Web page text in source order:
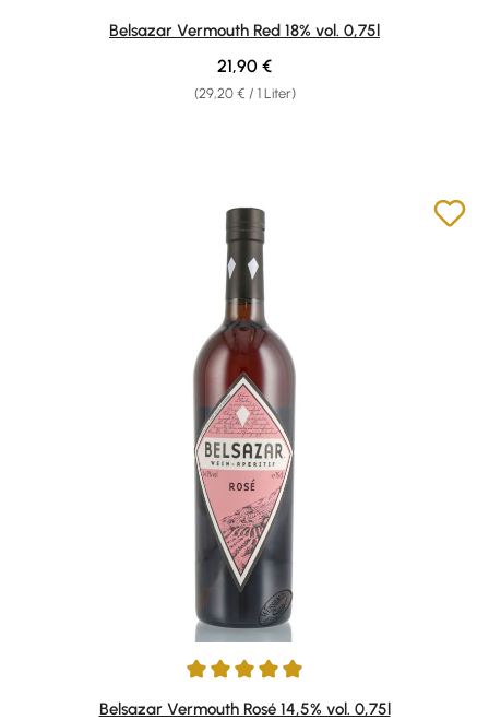
Durchschnittliche Bewertung von 4.8 von 5 Sternen
Belsazar Vermouth Red 18% vol. 0,75l
(29,20 € / 1 Liter)
Regulärer Preis:
21,90 €
Durchschnittliche Bewertung von 5 von 5 Sternen
Belsazar Vermouth Rosé 14,5% vol. 0,75l